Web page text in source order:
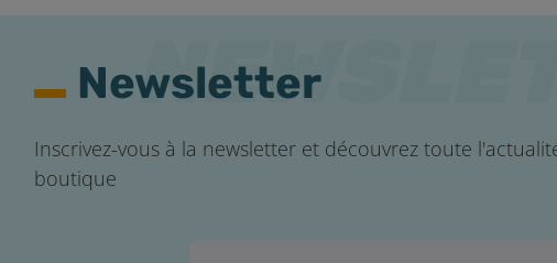
Newsletter
Inscrivez-vous à la newsletter et découvrez toute
boutique